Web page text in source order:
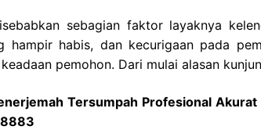
sebagian faktor layaknya
hampir habis, dan kecurigaan pada
pemohon. Dari mulai alasan
Tersumpah Profesional